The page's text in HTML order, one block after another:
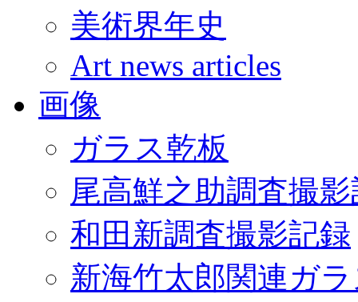
美術界年史
Art news articles
画像
ガラス乾板
尾高鮮之助調査撮
和田新調査撮影記録
新海竹太郎関連ガ